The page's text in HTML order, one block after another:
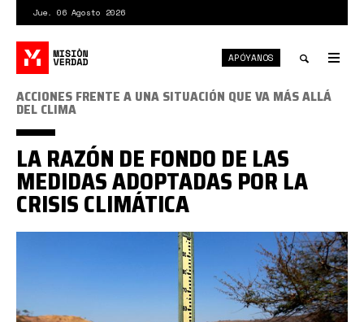
contenido
principal
Jue. 06 Agosto 2026
Toggle
APÓYANOS
ACCIONES FRENTE A UNA SITUACIÓN QUE VA MÁS ALLÁ
DEL CLIMA
LA RAZÓN DE FONDO DE LAS
MEDIDAS ADOPTADAS POR LA
CRISIS CLIMÁTICA